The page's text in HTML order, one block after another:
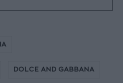
DOLCE AND GABBANA